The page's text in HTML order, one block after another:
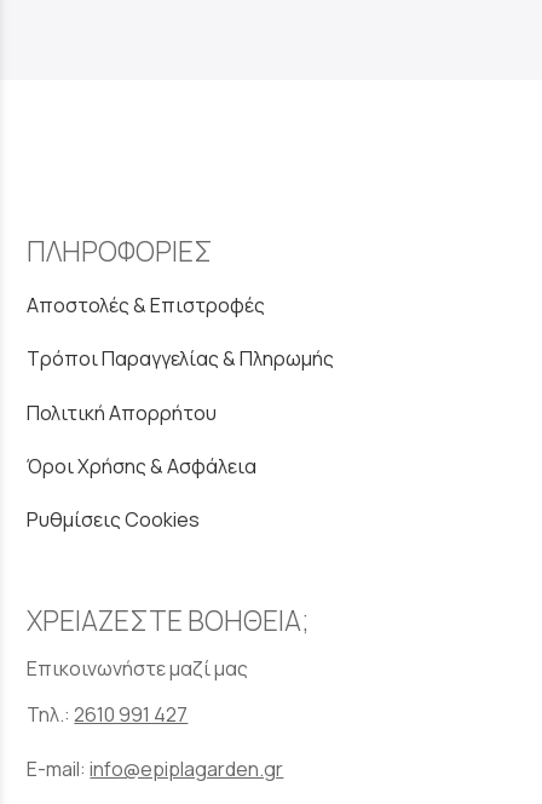
ΠΛΗΡΟΦΟΡΙΕΣ
Αποστολές & Επιστροφές
Τρόποι Παραγγελίας & Πληρωμής
Πολιτική Απορρήτου
Όροι Χρήσης & Ασφάλεια
Ρυθμίσεις Cookies
ΧΡΕΙΑΖΕΣΤΕ ΒΟΗΘΕΙΑ;
Επικοινωνήστε μαζί μας
Τηλ.:2610 991 427
E-mail:info@epiplagarden.gr